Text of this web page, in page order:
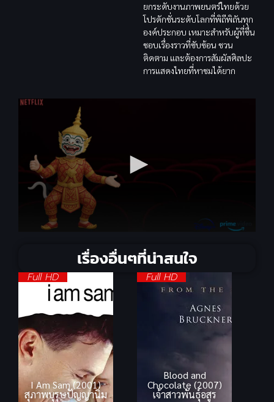
ยกระดับงานภาพยนตร์ไทยด้วย
โปรดักชั่นระดับโลกที่พิถีพิถันทุก
องค์ประกอบ เหมาะสำหรับผู้ที่ชื่น
ชอบเรื่องราวที่ซับซ้อน ชวน
ติดตาม และต้องการสัมผัสศิลปะ
การแสดงไทยที่หาชมได้ยาก
เรื่องอื่นๆที่น่าสนใจ
Full HD
I Am Sam (2001)
สุภาพบุรุษปัญญานิ่ม
Full HD
Blood and
Chocolate (2007)
เจ้าสาวพันธุ์อสูร